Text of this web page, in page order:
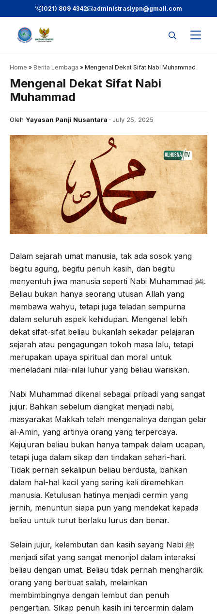
to
content
(021) 809 4342 administrasiypn@gmail.com
Home » Berita Lembaga » Mengenal Dekat Sifat Nabi Muhammad
Mengenal Dekat Sifat Nabi
Muhammad
Oleh Yayasan Panji Nusantara July 25, 2025
Dalam sejarah umat manusia, tak ada sosok yang
begitu agung, begitu penuh kasih, dan begitu
menyentuh jiwa manusia seperti Nabi Muhammad ﷺ.
Beliau bukan hanya seorang utusan Allah yang
membawa wahyu, tetapi juga teladan sempurna
dalam seluruh aspek kehidupan. Mengenal lebih
dekat sifat-sifat beliau bukanlah sekadar pelajaran
sejarah atau pengagungan tokoh masa lalu, tetapi
merupakan upaya spiritual dan moral untuk
meneladani nilai-nilai luhur yang beliau wariskan.
Nabi Muhammad dikenal sebagai pribadi yang sangat
jujur. Bahkan sebelum diangkat menjadi nabi,
masyarakat Makkah telah mengenalnya dengan gelar
al-Amin, yang artinya orang yang terpercaya.
Kejujuran beliau bukan hanya tampak dalam ucapan,
tetapi juga dalam sikap dan tindakan sehari-hari.
Tidak pernah sekalipun beliau berdusta, bahkan
dalam hal-hal kecil yang sering kali diremehkan
manusia. Ketulusan hatinya menjadi cermin yang
jernih, menuntun siapa pun yang mendekat kepada
beliau untuk turut berlaku lurus dan benar.
Selain jujur, kelembutan dan kasih sayang Nabi ﷺ
menjadi sifat yang sangat menonjol dalam interaksi
beliau dengan umat. Beliau tidak pernah menghardik
orang yang berbuat salah, melainkan
membimbingnya dengan lembut dan penuh
pengertian. Sikap penuh kasih ini tercermin dalam